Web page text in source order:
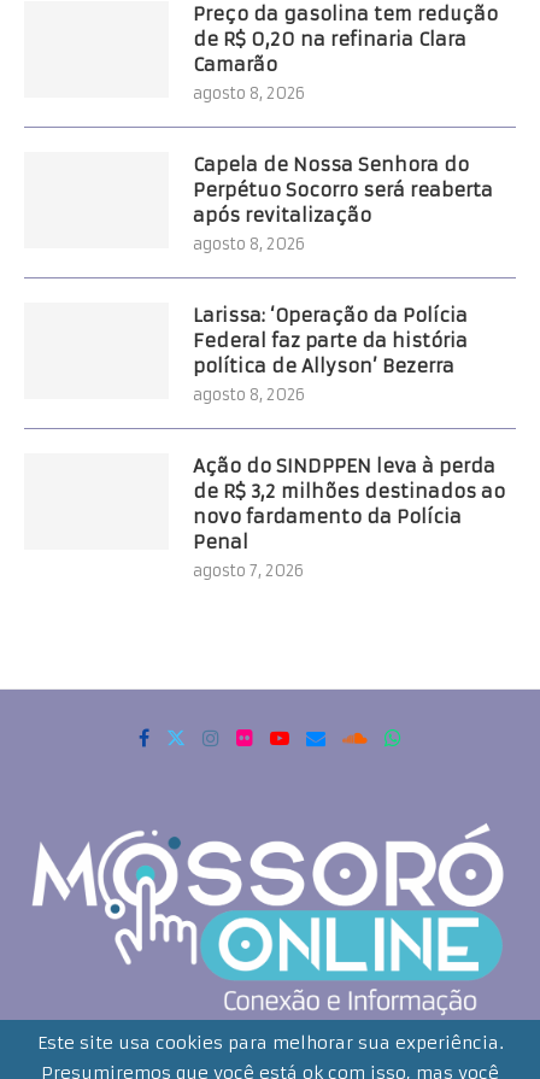
Preço da gasolina tem redução
de R$ 0,20 na refinaria Clara
Camarão
agosto 8, 2026
Capela de Nossa Senhora do
Perpétuo Socorro será reaberta
após revitalização
agosto 8, 2026
Larissa: ‘Operação da Polícia
Federal faz parte da história
política de Allyson’ Bezerra
agosto 8, 2026
Ação do SINDPPEN leva à perda
de R$ 3,2 milhões destinados ao
novo fardamento da Polícia
Penal
agosto 7, 2026
Copyrigth 2021 - Todos os direitos reservados. Mossoró Online
Desenvolvido por:
Este site usa cookies para melhorar sua experiência.
Presumiremos que você está ok com isso, mas você